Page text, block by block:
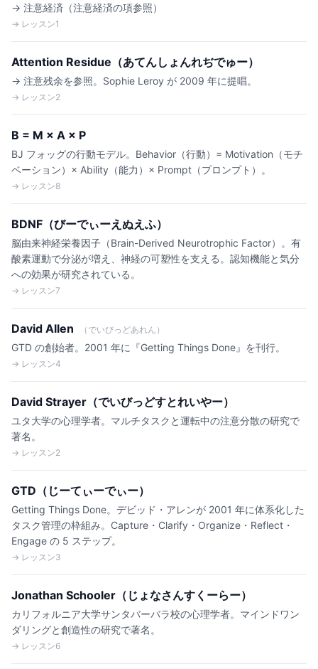
→ 注意経済（注意経済の項参照）
→ レッスン1
Attention Residue（あてんしょんれぢでゅー）
→ 注意残余を参照。Sophie Leroy が 2009 年に提唱。
→ レッスン2
B = M × A × P
BJ フォッグの行動モデル。Behavior（行動）= Motivation（モチ
ベーション）× Ability（能力）× Prompt（プロンプト）。
→ レッスン8
BDNF（びーでぃーえぬえふ）
脳由来神経栄養因子（Brain-Derived Neurotrophic Factor）。有
酸素運動で分泌が増え、神経の可塑性を支える。認知機能と気分
への効果が研究されている。
→ レッスン7
David Allen （でいびっどあれん）
GTD の創始者。2001 年に『Getting Things Done』を刊行。
→ レッスン4
David Strayer（でいびっどすとれいやー）
ユタ大学の心理学者。マルチタスクと運転中の注意分散の研究で
著名。
→ レッスン2
GTD（じーてぃーでぃー）
Getting Things Done。デビッド・アレンが 2001 年に体系化した
タスク管理の枠組み。Capture・Clarify・Organize・Reflect・
Engage の 5 ステップ。
→ レッスン3
Jonathan Schooler（じょなさんすくーらー）
カリフォルニア大学サンタバーバラ校の心理学者。マインドワン
ダリングと創造性の研究で著名。
→ レッスン6